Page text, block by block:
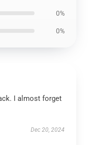
0%
0%
I almost forget
Dec 20, 2024